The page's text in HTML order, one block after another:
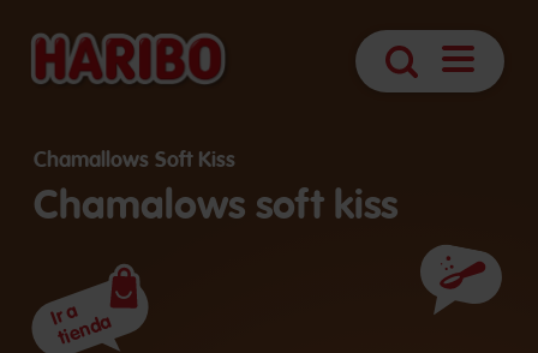
BúsquedaAbrir
Chamallows Soft Kiss
Chamalows soft kiss
Ir a
tienda